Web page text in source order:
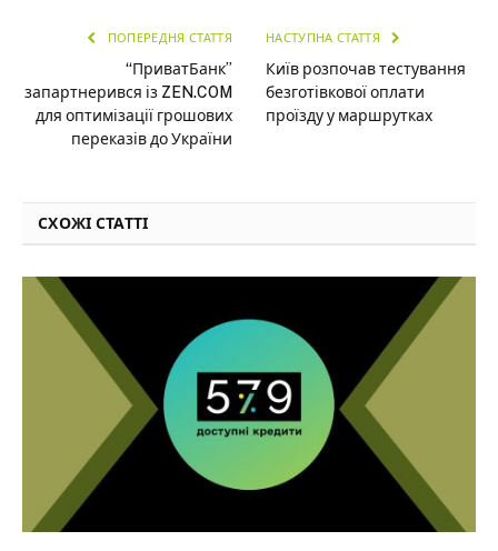
ПОПЕРЕДНЯ СТАТТЯ
“ПриватБанк”
запартнерився із ZEN.COM
для оптимізації грошових
переказів до України
НАСТУПНА СТАТТЯ
Київ розпочав тестування
безготівкової оплати
проїзду у маршрутках
СХОЖІ СТАТТІ